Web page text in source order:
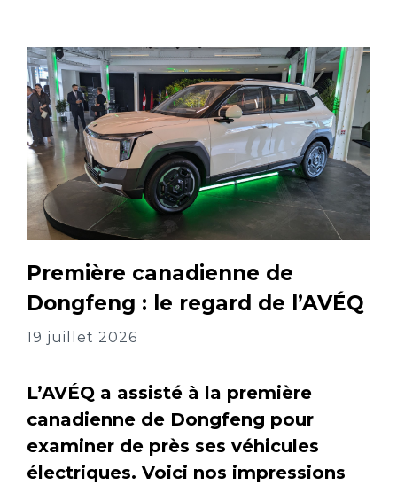
Première canadienne de
Dongfeng : le regard de l’AVÉQ
19 juillet 2026
L’AVÉQ a assisté à la première
canadienne de Dongfeng pour
examiner de près ses véhicules
électriques. Voici nos impressions